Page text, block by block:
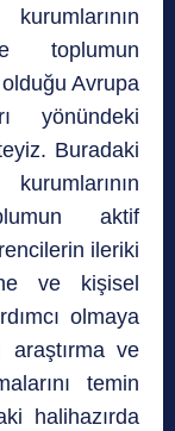
toplumun
Avrupa
yönündeki
Buradaki
aktif
ileriki
ve kişisel
olmaya
ve
temin
halihazırda